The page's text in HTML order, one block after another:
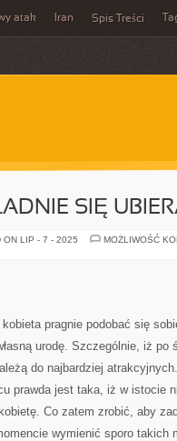
atak Iran Spis Treści
SIĘ
ON LIP - 7 - 2025
MOŻLIWOŚĆ
pragnie podobać się
urodę. Szczególnie, iż
do najbardziej
prawda jest taka, iż w istocie
Co zatem zrobić, aby
wymienić sporo takich